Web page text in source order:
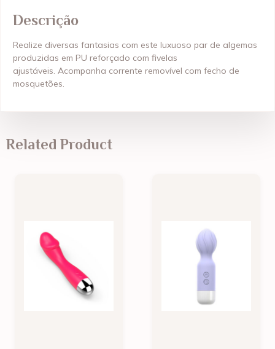
Descrição
Realize diversas fantasias com este luxuoso par de algemas
produzidas em PU reforçado com fivelas
ajustáveis. Acompanha corrente removível com fecho de
mosquetões.
Related Product